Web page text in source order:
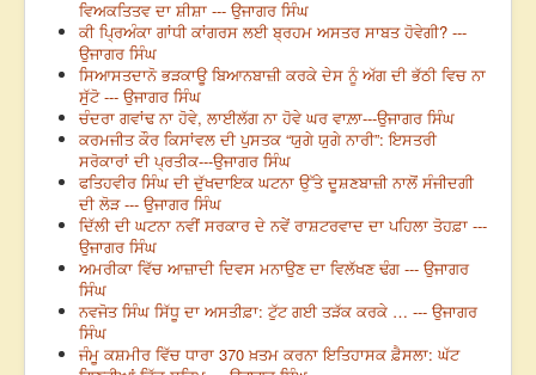
ਵਿਅਕਤਿਤਵ ਦਾ ਸ਼ੀਸ਼ਾ --- ਉਜਾਗਰ ਸਿੰਘ
ਕੀ ਪ੍ਰਿਅੰਕਾ ਗਾਂਧੀ ਕਾਂਗਰਸ ਲਈ ਬ੍ਰਹਮ ਅਸਤਰ ਸਾਬਤ ਹੋਵੇਗੀ? ---
ਉਜਾਗਰ ਸਿੰਘ
ਸਿਆਸਤਦਾਨੋ ਭੜਕਾਊ ਬਿਆਨਬਾਜ਼ੀ ਕਰਕੇ ਦੇਸ ਨੂੰ ਅੱਗ ਦੀ ਭੱਠੀ ਵਿਚ ਨਾ
ਸੁੱਟੋ --- ਉਜਾਗਰ ਸਿੰਘ
ਚੰਦਰਾ ਗਵਾਂਢ ਨਾ ਹੋਵੇ, ਲਾਈਲੱਗ ਨਾ ਹੋਵੇ ਘਰ ਵਾਲ਼ਾ---ਉਜਾਗਰ ਸਿੰਘ
ਕਰਮਜੀਤ ਕੌਰ ਕਿਸਾਂਵਲ ਦੀ ਪੁਸਤਕ “ਯੁਗੇ ਯੁਗੇ ਨਾਰੀ”: ਇਸਤਰੀ
ਸਰੋਕਾਰਾਂ ਦੀ ਪ੍ਰਤੀਕ---ਉਜਾਗਰ ਸਿੰਘ
ਫਤਿਹਵੀਰ ਸਿੰਘ ਦੀ ਦੁੱਖਦਾਇਕ ਘਟਨਾ ਉੱਤੇ ਦੂਸ਼ਣਬਾਜ਼ੀ ਨਾਲੋਂ ਸੰਜੀਦਗੀ
ਦੀ ਲੋੜ --- ਉਜਾਗਰ ਸਿੰਘ
ਦਿੱਲੀ ਦੀ ਘਟਨਾ ਨਵੀਂ ਸਰਕਾਰ ਦੇ ਨਵੇਂ ਰਾਸ਼ਟਰਵਾਦ ਦਾ ਪਹਿਲਾ ਤੋਹਫ਼ਾ ---
ਉਜਾਗਰ ਸਿੰਘ
ਅਮਰੀਕਾ ਵਿੱਚ ਆਜ਼ਾਦੀ ਦਿਵਸ ਮਨਾਉਣ ਦਾ ਵਿਲੱਖਣ ਢੰਗ --- ਉਜਾਗਰ
ਸਿੰਘ
ਨਵਜੋਤ ਸਿੰਘ ਸਿੱਧੂ ਦਾ ਅਸਤੀਫ਼ਾ: ਟੁੱਟ ਗਈ ਤੜੱਕ ਕਰਕੇ … --- ਉਜਾਗਰ
ਸਿੰਘ
ਜੰਮੂ ਕਸ਼ਮੀਰ ਵਿੱਚ ਧਾਰਾ 370 ਖ਼ਤਮ ਕਰਨਾ ਇਤਿਹਾਸਕ ਫ਼ੈਸਲਾ: ਘੱਟ